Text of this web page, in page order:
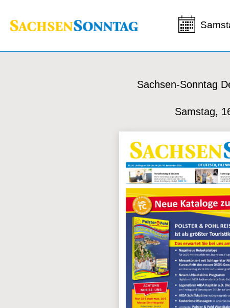
Sachsen-Sonntag
Samstag,